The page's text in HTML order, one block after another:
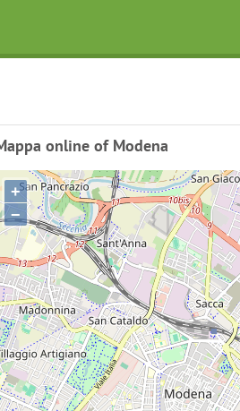
online of Modena
+
−